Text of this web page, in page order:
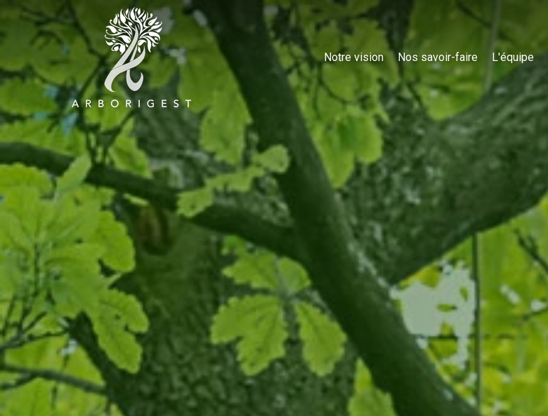
Notre vision Nos savoir-faire L'équipe